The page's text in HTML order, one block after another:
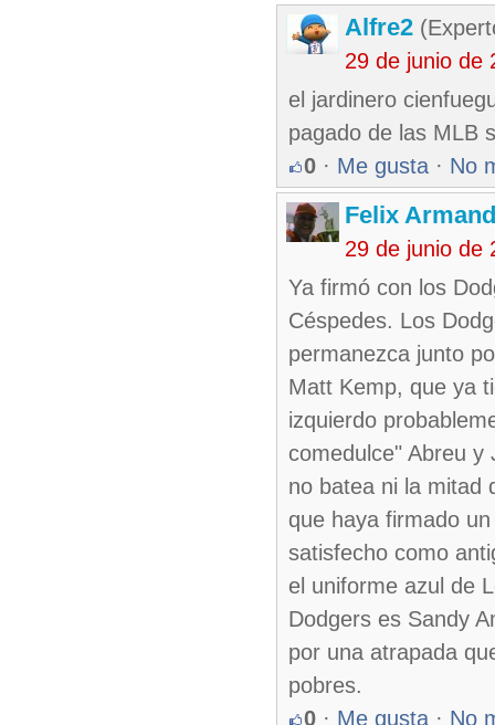
Alfre2
29 de junio de
el jardinero
pagado de las MLB
0 · Me gusta · No
Felix
29 de junio de
Ya firmó con los
Céspedes. Los
permanezca junto
Matt Kemp, que ya
izquierdo
comedulce" Abreu y
no batea ni la mitad
que haya firmado
satisfecho como
el uniforme azul de
Dodgers es Sandy
por una atrapada
pobres.
0 · Me gusta · No